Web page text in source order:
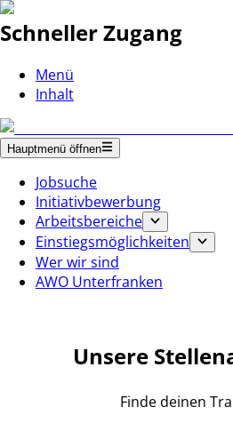
Schneller Zugang
Menü
Inhalt
Hauptmenü öffnen
Jobsuche
Initiativbewerbung
Arbeitsbereiche
Einstiegsmöglichkeiten
Wer wir sind
AWO Unterfranken
Unsere
Finde deinen